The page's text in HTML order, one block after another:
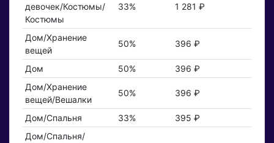
девочек/Костюмы/
Костюмы
33% 1 281 ₽
Дом/Хранение
вещей
50% 396 ₽
Дом 50%
396 ₽
Дом/Хранение
вещей/Вешалки
50% 396 ₽
Дом/Спальня 33%
395 ₽
Дом/Спальня/